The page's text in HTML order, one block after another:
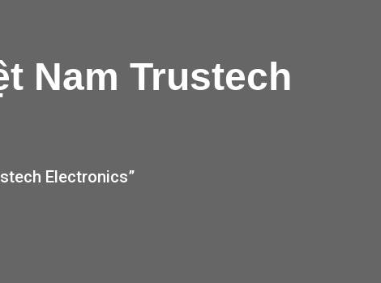
Nam Trustech
Electronics”